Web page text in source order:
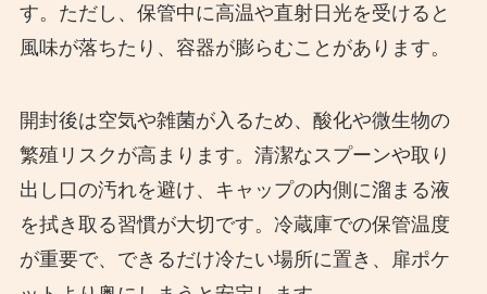
す。ただし、保管中に高温や直射日光を受けると
風味が落ちたり、容器が膨らむことがあります。
開封後は空気や雑菌が入るため、酸化や微生物の
繁殖リスクが高まります。清潔なスプーンや取り
出し口の汚れを避け、キャップの内側に溜まる液
を拭き取る習慣が大切です。冷蔵庫での保管温度
が重要で、できるだけ冷たい場所に置き、扉ポケ